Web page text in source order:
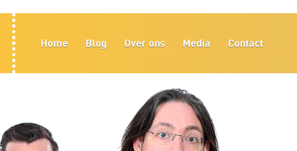
Home Blog Over ons Media Contact